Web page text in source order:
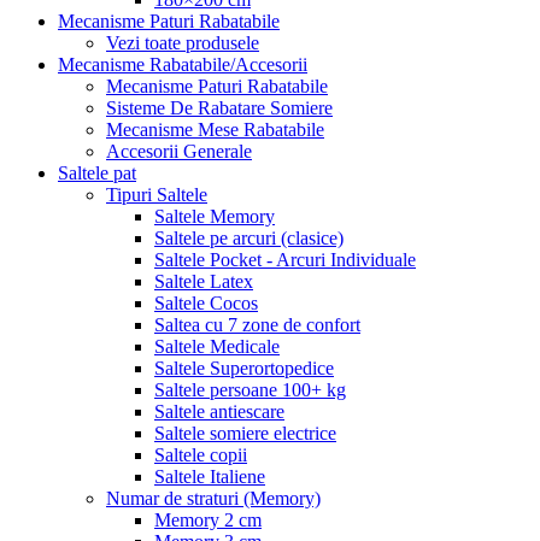
Mecanisme Paturi Rabatabile
Vezi toate produsele
Mecanisme Rabatabile/Accesorii
Mecanisme Paturi Rabatabile
Sisteme De Rabatare Somiere
Mecanisme Mese Rabatabile
Accesorii Generale
Saltele pat
Tipuri Saltele
Saltele Memory
Saltele pe arcuri (clasice)
Saltele Pocket - Arcuri Individuale
Saltele Latex
Saltele Cocos
Saltea cu 7 zone de confort
Saltele Medicale
Saltele Superortopedice
Saltele persoane 100+ kg
Saltele antiescare
Saltele somiere electrice
Saltele copii
Saltele Italiene
Numar de straturi (Memory)
Memory 2 cm